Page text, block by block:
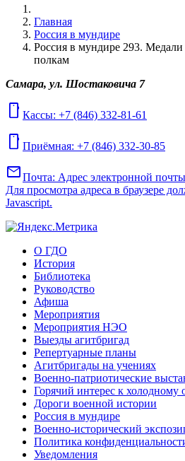
Главная
Россия в мундире
Россия в мундире 293.
полкам
Самара, ул. Шостаковича 7
mobile Кассы: +7 (846) 332-81-61
mobile Приёмная: +7 (846) 332-30-85
mailПочта: Адрес электронной
Для просмотра адреса в браузере
Javascript.
О ГДО
История
Библиотека
Руководство
Афиша
Мероприятия
Мероприятия НЭО
Выезды агитбригад
Репертуарные планы
Агитбригады на учениях
Военно-патриотические
Горячий интерес к
Дороги военной истории
Россия в мундире
Военно-исторический
Политика
Уведомления